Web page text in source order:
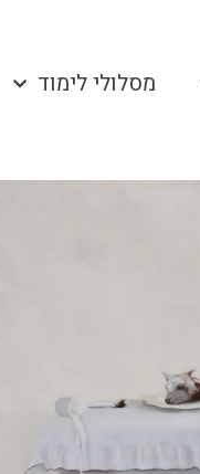
מסלולי לימוד